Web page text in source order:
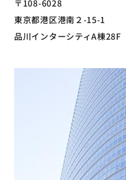
〒108-6028
東京都港区港南２-15-1
品川インターシティA棟28F